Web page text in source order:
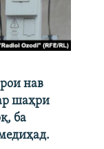
нав
шаҳри
ба